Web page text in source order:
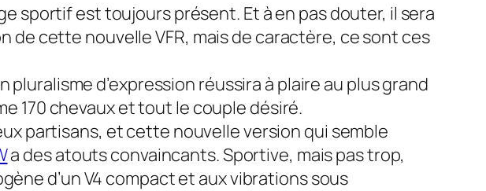
sportif est toujours présent. Et à en pas douter, il sera
de cette nouvelle VFR, mais de caractère, ce sont ces
d’expression réussira à plaire au plus grand
170 chevaux et tout le couple désiré.
partisans, et cette nouvelle version qui semble
a des atouts convaincants. Sportive, mais pas trop,
d’un V4 compact et aux vibrations sous